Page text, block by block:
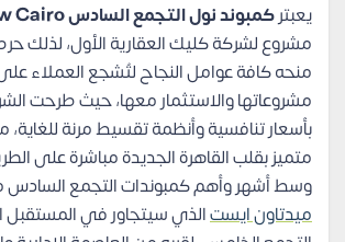
يعبتركمبوند نول التجمع السادسCairo
مشروع لشركة كليك العقارية الأول، لذلك
منحه كافة عوامل النجاح لتُشجع العملاء
مشروعاتها والاستثمار معها، حيث طرحت
بأسعار تنافسية وأنظمة تقسيط مرنة للغاية،
متميز بقلب القاهرة الجديدة مباشرة على
وسط أشهر وأهم كمبوندات التجمع
ميدتاون ايستالذي سيتجاور في المستقبل